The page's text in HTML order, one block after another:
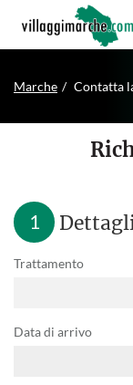
Marche Contatta
1
Trattamento
Data di arrivo